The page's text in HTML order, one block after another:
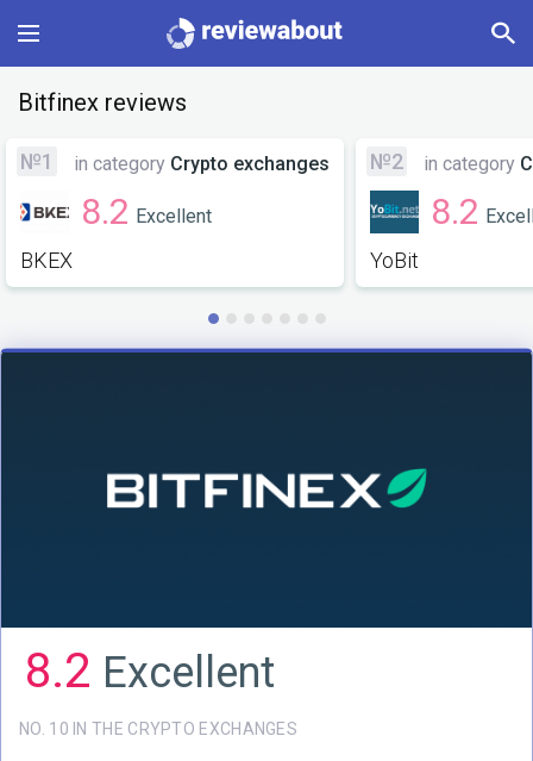
Main
Categories
Profile
Bitfinex reviews
8.2 Excellent
NO. 10 IN THE CRYPTO EXCHANGES
№1 in category Crypto exchanges
8.2 Excellent
BKEX
№2 in category
8.2
YoBit